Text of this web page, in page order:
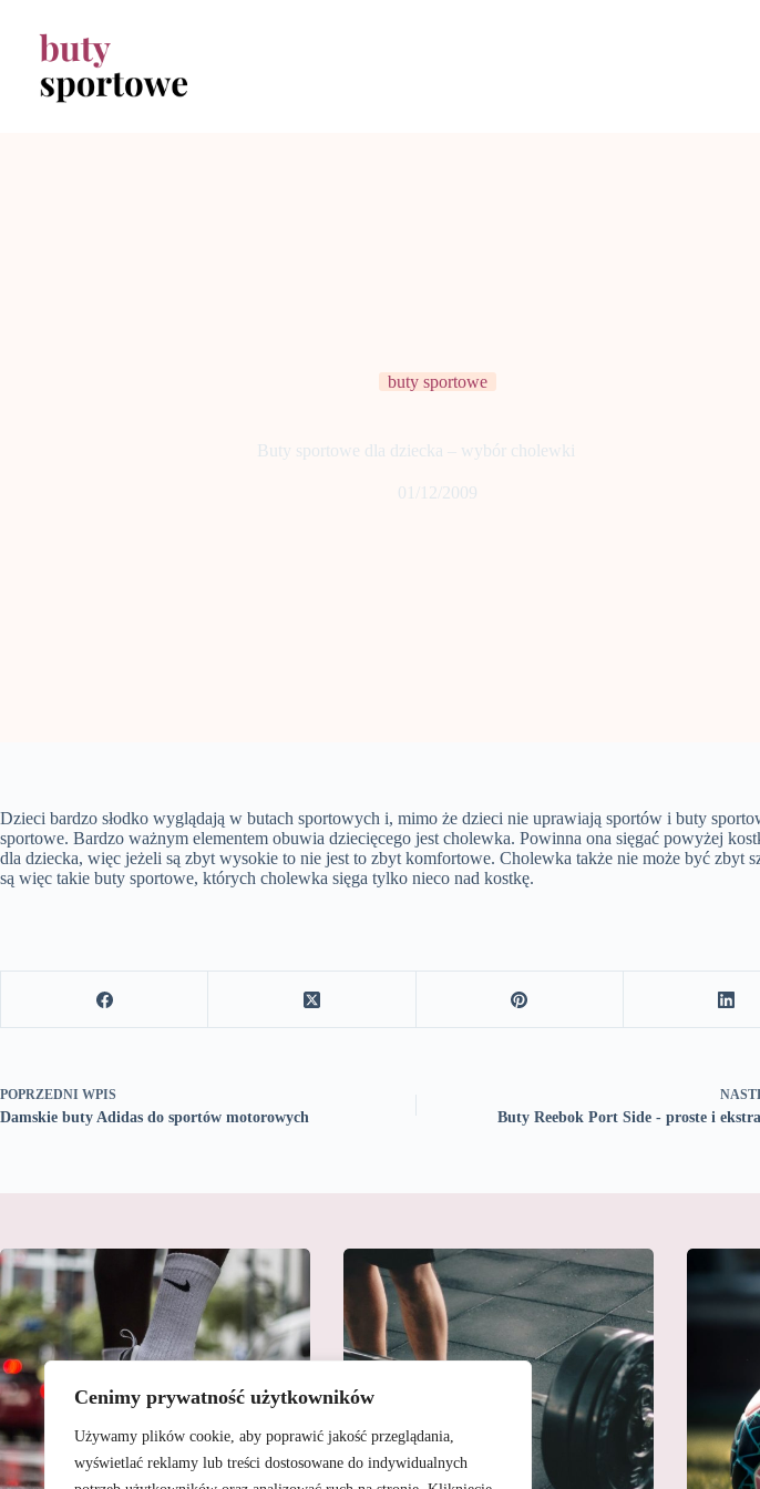
Cenimy prywatność użytkowników
Używamy plików cookie, aby poprawić jakość przeglądania,
wyświetlać reklamy lub treści dostosowane do indywidualnych
buty sportowe
Buty sportowe dla dziecka – wybór cholewki
01/12/2009
Dzieci bardzo słodko wyglądają w butach sportowych i, mimo że dzieci nie uprawiają sportów i buty
sportowe. Bardzo ważnym elementem obuwia dziecięcego jest cholewka. Powinna ona sięgać powyżej
dla dziecka, więc jeżeli są zbyt wysokie to nie jest to zbyt komfortowe. Cholewka także nie może być zbyt
są więc takie buty sportowe, których cholewka sięga tylko nieco nad kostkę.
POPRZEDNI WPIS
Damskie buty Adidas do sportów motorowych Buty Reebok Port Side - proste i